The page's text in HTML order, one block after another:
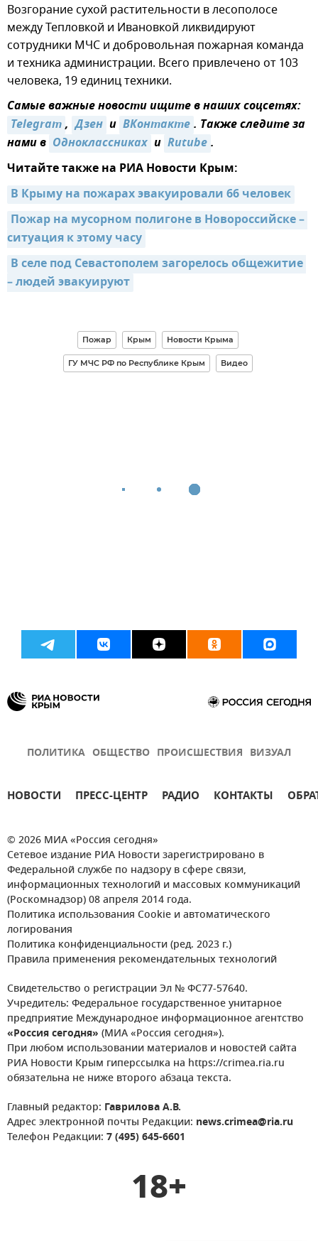
Возгорание сухой растительности в лесополосе
между Тепловкой и Ивановкой ликвидируют
сотрудники МЧС и добровольная пожарная команда
и техника администрации. Всего привлечено от 103
человека, 19 единиц техники.
Самые важные новости ищите в наших соцсетях:
Telegram, Дзен и ВКонтакте. Также следите за
нами в Одноклассниках и Rutube.
Читайте также на РИА Новости Крым:
В Крыму на пожарах эвакуировали 66 человек
Пожар на мусорном полигоне в Новороссийске –
ситуация к этому часу
В селе под Севастополем загорелось общежитие
– людей эвакуируют
Пожар Крым Новости Крыма
ГУ МЧС РФ по Республике Крым Видео
ПОЛИТИКА ОБЩЕСТВО ПРОИСШЕСТВИЯ ВИЗУАЛ
НОВОСТИ ПРЕСС-ЦЕНТР РАДИО КОНТАКТЫ
© 2026 МИА «Россия сегодня»
Сетевое издание РИА Новости зарегистрировано в
Федеральной службе по надзору в сфере связи,
информационных технологий и массовых коммуникаций
(Роскомнадзор) 08 апреля 2014 года.
Политика использования Cookie и автоматического
логирования
Политика конфиденциальности (ред. 2023 г.)
Правила применения рекомендательных технологий
Свидетельство о регистрации Эл № ФС77-57640.
Учредитель: Федеральное государственное унитарное
предприятие Международное информационное агентство
«Россия сегодня» (МИА «Россия сегодня»).
При любом использовании материалов и новостей сайта
РИА Новости Крым гиперссылка на https://crimea.ria.ru
обязательна не ниже второго абзаца текста.
Главный редактор: Гаврилова А.В.
Адрес электронной почты Редакции: news.crimea@ria.ru
Телефон Редакции: 7 (495) 645-6601
18+